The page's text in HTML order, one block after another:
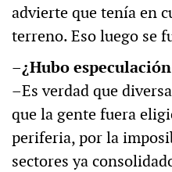
advierte que tenía en
terreno. Eso luego se
–¿Hubo
–Es verdad que
que la gente fuera
periferia, por la
sectores ya